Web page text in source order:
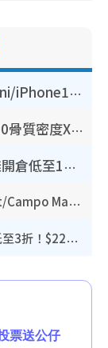
豐澤優惠勁減低至44折！Mac mini/iPhone17Pro大減價！廚房家電$220起
港大推賽馬會強化骨骼計劃！$100骨質密度X光檢查 完成免費運動訓練送超市禮券！附參加資格
開倉優惠 | 尖沙咀海港城名牌波鞋開倉低至1折！On鞋$899起／Joy&Peace鞋履$98起
開倉優惠｜銅鑼灣時代廣場Doughnut/Campo Marzio開倉低至1折！背囊、書包、手袋劈價$200起
廚具開倉｜特福Tefal廚具/家電開倉低至3折！$220起買平底鍋/炒鑊/湯煲！電飯煲/吸塵機/燙斗$418起